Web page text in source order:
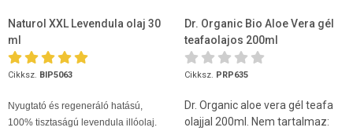
Naturol XXL Levendula olaj 30
ml
Cikksz. BIP5063
Nyugtató és regeneráló hatású,
100% tisztaságú levendula illóolaj.
Dr. Organic Bio Aloe Vera gél
teafaolajos 200ml
Cikksz. PRP635
Dr. Organic aloe vera gél teafa
olajjal 200ml. Nem tartalmaz: